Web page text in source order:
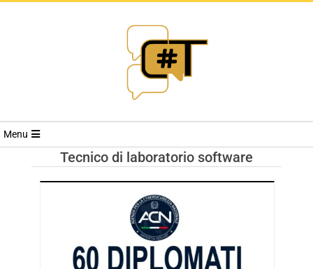
RIVISTA
TRENDS
Menu
Tecnico di laboratorio software